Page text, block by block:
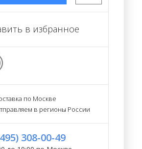
в избранное
по Москве
в регионы России
308-00-49